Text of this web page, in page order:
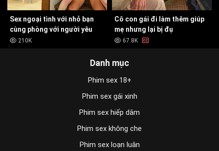
Sex ngoại tình với nhỏ bạn
cùng phòng với người yêu
210K
Cô con gái đi làm thêm giúp
mẹ nhưng lại bị đụ
67.8K
Danh mục
Phim sex 18+
Phim sex gái xinh
Phim sex hiếp dâm
Phim sex không che
Phim sex loạn luân